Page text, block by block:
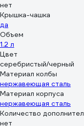
нет
Крышка-чашка
да
Объем
1.2 л
Цвет
серебристый/черный
Материал колбы
нержавеющая сталь
Материал корпуса
нержавеющая сталь
Количество
нет